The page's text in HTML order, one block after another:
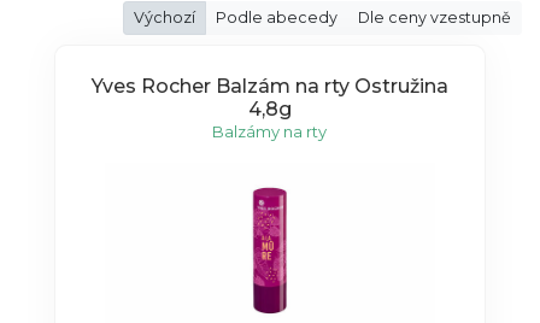
Výchozí Podle abecedy Dle ceny vzestupně
Yves Rocher Balzám na rty Ostružina
4,8g
Balzámy na rty